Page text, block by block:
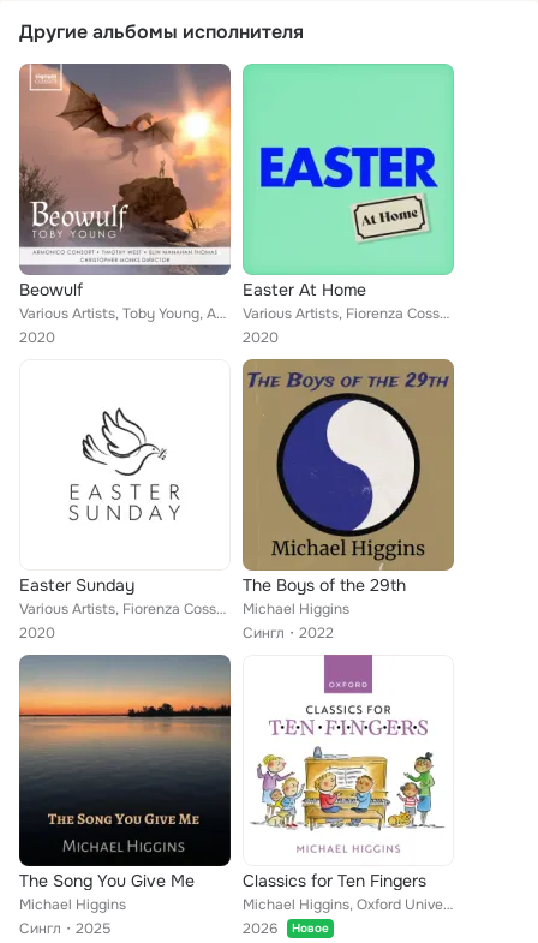
Другие альбомы исполнителя
Beowulf
Various Artists, Toby Young, AC Academy Warwick & AC Academy Scholars, Armonico Consort, Anne Denholm, Elin Manahan Thomas, Timo...
2020
Easter At Home
Various Artists, Fiorenza Cossotto, Eric Whitacre, John Tomlinson, Luciano Pavarotti, Christine Schäfer, Kimberly McCord, The En...
2020
Easter Sunday
Various Artists, Fiorenza Cossotto, Eric Whitacre, John Tomlinson, Luciano Pavarotti, Christine Schäfer, Kimberly McCord, The En...
2020
The Boys of the 29th
Michael Higgins
Сингл
2022
The Song You Give Me
Michael Higgins
Сингл
2025
Classics for Ten Fingers
Michael Higgins, Oxford University Press Music
2026
Новое